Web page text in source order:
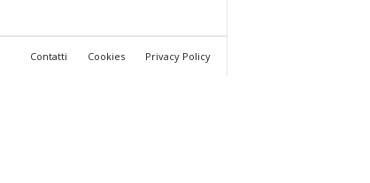
Contatti Cookies Privacy Policy